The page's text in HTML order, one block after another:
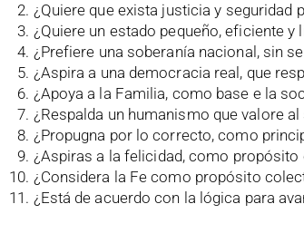
¿Quiere que exista justicia y
¿Quiere un estado pequeño, eficiente y
¿Prefiere una soberanía nacional, sin
¿Aspira a una democracia real, que
¿Apoya a la Familia, como base e la
¿Respalda un humanismo que valore
¿Propugna por lo correcto, como
¿Aspiras a la felicidad, como
¿Considera la Fe como propósito
¿Está de acuerdo con la lógica para